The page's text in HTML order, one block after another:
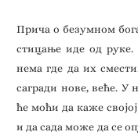
Прича о безумном
стицање иде од
нема где да их
сагради нове, веће. У
ће моћи да каже
и да сада може да се